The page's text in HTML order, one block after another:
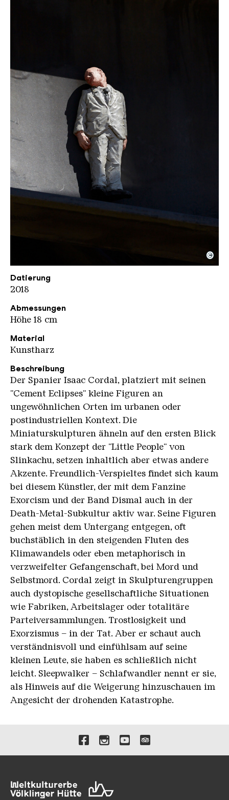
Cordal Isaac Eisentraeger
Copyright: Weltkulturerbe Völklinger Hütte / Hans
©
Datierung
2018
Abmessungen
Höhe 18 cm
Material
Kunstharz
Beschreibung
Der Spanier Isaac Cordal, platziert mit seinen
"Cement Eclipses" kleine Figuren an
ungewöhnlichen Orten im urbanen oder
postindustriellen Kontext. Die
Miniaturskulpturen ähneln auf den ersten Blick
stark dem Konzept der "Little People" von
Slinkachu, setzen inhaltlich aber etwas andere
Akzente. Freundlich-Verspieltes findet sich kaum
bei diesem Künstler, der mit dem Fanzine
Exorcism und der Band Dismal auch in der
Death-Metal-Subkultur aktiv war. Seine Figuren
gehen meist dem Untergang entgegen, oft
buchstäblich in den steigenden Fluten des
Klimawandels oder eben metaphorisch in
verzweifelter Gefangenschaft, bei Mord und
Selbstmord. Cordal zeigt in Skulpturengruppen
auch dystopische gesellschaftliche Situationen
wie Fabriken, Arbeitslager oder totalitäre
Parteiversammlungen. Trostlosigkeit und
Exorzismus – in der Tat. Aber er schaut auch
verständnisvoll und einfühlsam auf seine
kleinen Leute, sie haben es schließlich nicht
leicht. Sleepwalker – Schlafwandler nennt er sie,
als Hinweis auf die Weigerung hinzuschauen im
Angesicht der drohenden Katastrophe.
Verlinkungen zu unseren